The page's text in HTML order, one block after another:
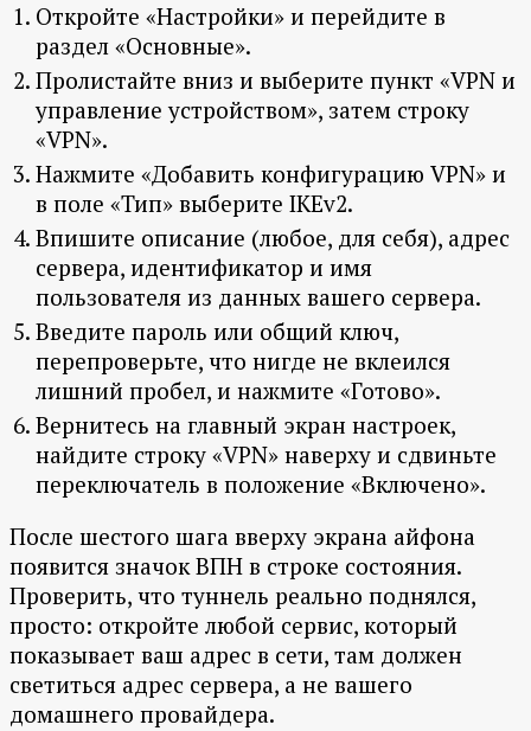
Откройте «Настройки» и перейдите в
раздел «Основные».
Пролистайте вниз и выберите пункт «VPN и
управление устройством», затем строку
«VPN».
Нажмите «Добавить конфигурацию VPN» и
в поле «Тип» выберите IKEv2.
Впишите описание (любое, для себя), адрес
сервера, идентификатор и имя
пользователя из данных вашего сервера.
Введите пароль или общий ключ,
перепроверьте, что нигде не вклеился
лишний пробел, и нажмите «Готово».
Вернитесь на главный экран настроек,
найдите строку «VPN» наверху и сдвиньте
переключатель в положение «Включено».
После шестого шага вверху экрана айфона
появится значок ВПН в строке состояния.
Проверить, что туннель реально поднялся,
просто: откройте любой сервис, который
показывает ваш адрес в сети, там должен
светиться адрес сервера, а не вашего
домашнего провайдера.